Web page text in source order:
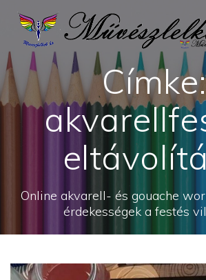
content
Online akvarell- és gouache
érdekességek a festés